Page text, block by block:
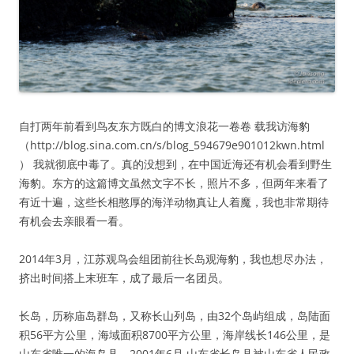
自打两年前看到鸟友东方既白的博文浪花一卷卷 载我访海豹
（http://blog.sina.com.cn/s/blog_594679e901012kwn.html
） 我就彻底中毒了。真的没想到，在中国近海还有机会看到野生
海豹。东方的这篇博文虽然文字不长，照片不多，但两年来看了
有近十遍，这些长相憨厚的海洋动物真让人着魔，我也非常期待
有机会去亲眼看一看。
2014年3月，江苏观鸟会组团前往长岛观海豹，我也想尽办法，
挤出时间搭上末班车，成了最后一名团员。
长岛，历称庙岛群岛，又称长山列岛，由32个岛屿组成，岛陆面
积56平方公里，海域面积8700平方公里，海岸线长146公里，是